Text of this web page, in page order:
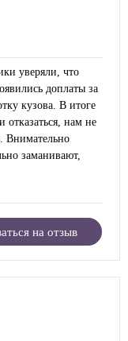
уверяли, что
доплаты за
кузова. В итоге
отказаться, нам не
Внимательно
заманивают,
на отзыв